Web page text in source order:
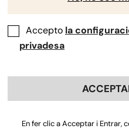
Accepto la
privadesa
En fer clic a Acceptar i Entrar,